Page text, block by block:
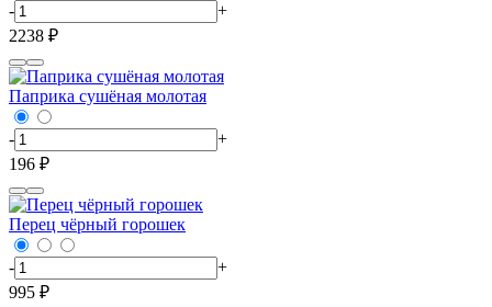
-
+
2238 ₽
Паприка сушёная молотая
-
+
196 ₽
Перец чёрный горошек
-
+
995 ₽